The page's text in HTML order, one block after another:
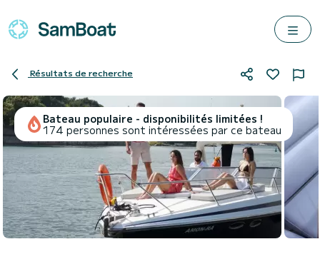
Résultats de recherche
Bateau populaire - disponibilités limitées !
174 personnes sont intéressées par ce bateau